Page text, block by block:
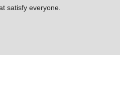
satisfy everyone.